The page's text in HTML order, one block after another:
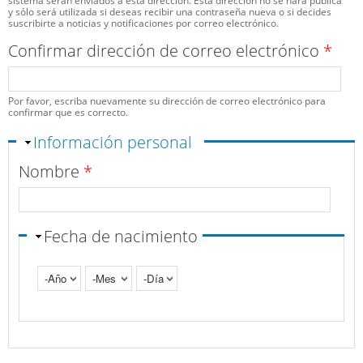
y sólo será utilizada si deseas recibir una contraseña nueva o si decides
suscribirte a noticias y notificaciones por correo electrónico.
Confirmar dirección de correo electrónico *
Por favor, escriba nuevamente su dirección de correo electrónico para
confirmar que es correcto.
Ocultar
Información personal
Nombre *
Fecha de nacimiento
Año
Mes Día